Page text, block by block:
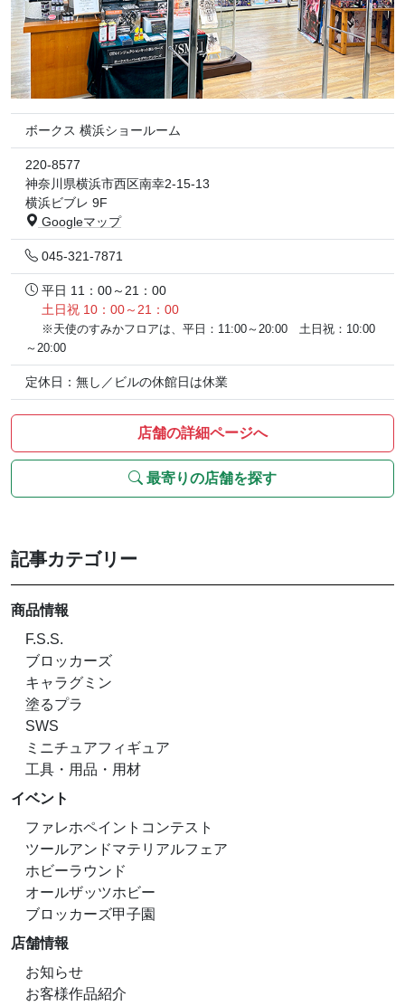
ボークス 横浜ショールーム
220-8577
神奈川県横浜市西区南幸2-15-13
横浜ビブレ 9F
Googleマップ
045-321-7871
平日 11：00～21：00
土日祝 10：00～21：00
※天使のすみかフロアは、平日：11:00～20:00 土日祝：10:00
～20:00
定休日：無し／ビルの休館日は休業
店舗の詳細ページへ
最寄りの店舗を探す
記事カテゴリー
商品情報
F.S.S.
ブロッカーズ
キャラグミン
塗るプラ
SWS
ミニチュアフィギュア
工具・用品・用材
イベント
ファレホペイントコンテスト
ツールアンドマテリアルフェア
ホビーラウンド
オールザッツホビー
ブロッカーズ甲子園
店舗情報
お知らせ
お客様作品紹介